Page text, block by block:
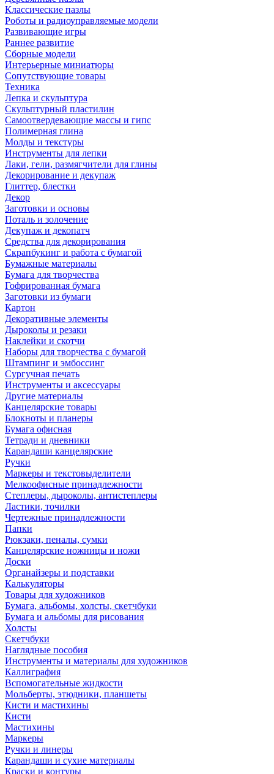
Классические пазлы
Роботы и радиоуправляемые модели
Развивающие игры
Раннее развитие
Сборные модели
Интерьерные миниатюры
Сопутствующие товары
Техника
Лепка и скульптура
Скульптурный пластилин
Самоотвердевающие массы и гипс
Полимерная глина
Молды и текстуры
Инструменты для лепки
Лаки, гели, размягчители для глины
Декорирование и декупаж
Глиттер, блестки
Декор
Заготовки и основы
Поталь и золочение
Декупаж и декопатч
Средства для декорирования
Скрапбукинг и работа с бумагой
Бумажные материалы
Бумага для творчества
Гофрированная бумага
Заготовки из бумаги
Картон
Декоративные элементы
Дыроколы и резаки
Наклейки и скотчи
Наборы для творчества с бумагой
Штампинг и эмбоссинг
Сургучная печать
Инструменты и аксессуары
Другие материалы
Канцелярские товары
Блокноты и планеры
Бумага офисная
Тетради и дневники
Карандаши канцелярские
Ручки
Маркеры и текстовыделители
Мелкоофисные принадлежности
Степлеры, дыроколы, антистеплеры
Ластики, точилки
Чертежные принадлежности
Папки
Рюкзаки, пеналы, сумки
Канцелярские ножницы и ножи
Доски
Органайзеры и подставки
Калькуляторы
Товары для художников
Бумага, альбомы, холсты, скетчбуки
Бумага и альбомы для рисования
Холсты
Скетчбуки
Наглядные пособия
Инструменты и материалы для художников
Каллиграфия
Вспомогательные жидкости
Мольберты, этюдники, планшеты
Кисти и мастихины
Кисти
Мастихины
Маркеры
Ручки и линеры
Карандаши и сухие материалы
Краски и контуры